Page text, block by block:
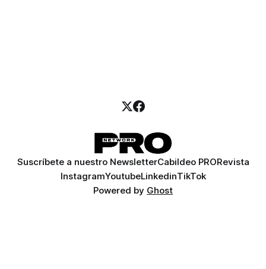
Suscríbete a nuestro NewsletterCabildeo PRORevista
InstagramYoutubeLinkedinTikTok
Powered by Ghost